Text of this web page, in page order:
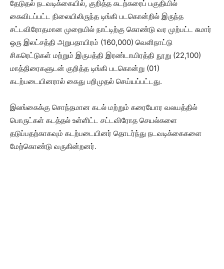
தேடுதல் நடவடிக்கையில், குறித்த கடற்கரைப் பகுதியில்
கைவிடப்பட்ட நிலையிலிருந்த டிங்கி படகொன்றில் இருந்த
சட்டவிரோதமான முறையில் நாட்டிற்கு கொண்டு வர முற்பட்ட சுமார்
ஒரு இலட்சத்தி அறுபதாயிரம் (160,000) வெளிநாட்டு
சிகரெட்டுகள் மற்றும் இருபத்தி இரண்டாயிரத்தி நூறு (22,100)
மாத்திரைகளுடன் குறித்த டிங்கி படகொன்று (01)
கடற்படையினரால் கைது பறிமுதல் செய்யப்பட்டது.
இலங்கைக்கு சொந்தமான கடல் மற்றும் கரையோர வலயத்தில்
பொருட்கள் கடத்தல் உள்ளிட்ட சட்டவிரோத செயல்களை
தடுப்பதற்காகவும் கடற்படையினர் தொடர்ந்து நடவடிக்கைகளை
மேற்கொண்டு வருகின்றனர்.